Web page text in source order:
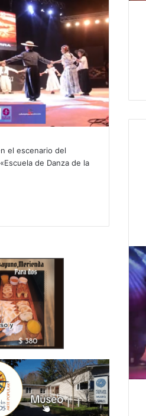
el escenario del
de Danza de la